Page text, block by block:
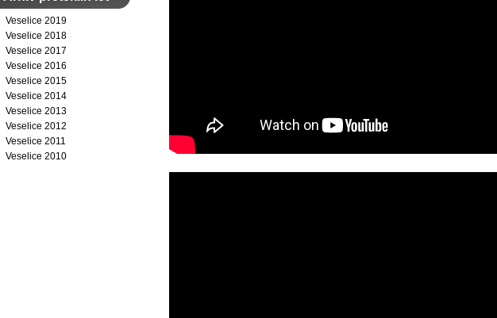
Veselice 2019
Veselice 2018
Veselice 2017
Veselice 2016
Veselice 2015
Veselice 2014
Veselice 2013
Veselice 2012
Veselice 2011
Veselice 2010